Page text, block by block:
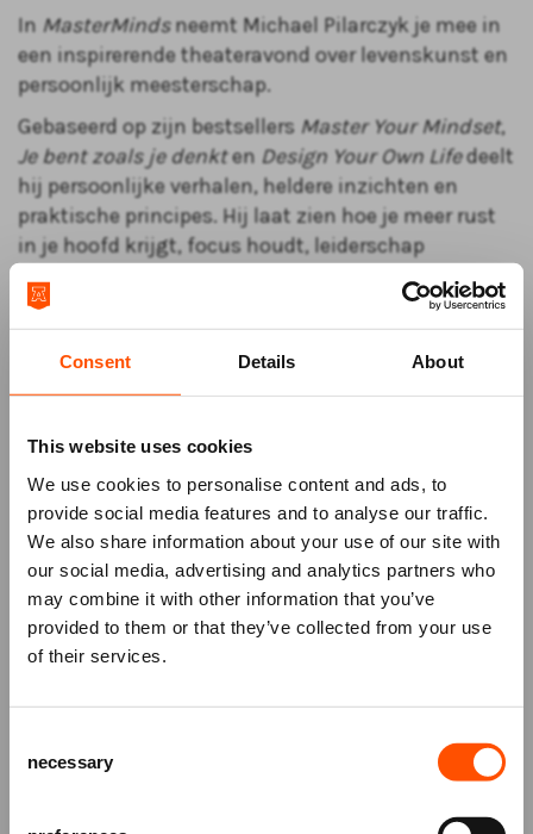
Consent Details About
This website uses cookies
We use cookies to personalise content and ads, to
provide social media features and to analyse our traffic.
We also share information about your use of our site with
our social media, advertising and analytics partners who
may combine it with other information that you’ve
provided to them or that they’ve collected from your use
of their services.
Selection
necessary
In MasterMindsneemt Michael Pilarczyk je mee in
een inspirerende theateravond over levenskunst en
persoonlijk meesterschap.
Gebaseerd op zijn bestsellers Master Your Mindset,
Je bent zoals je denkten Design Your Own Lifedeelt
hij persoonlijke verhalen, heldere inzichten en
praktische principes. Hij laat zien hoe je meer rust
in je hoofd krijgt, focus houdt, leiderschap
ontwikkelt en de moed vindt om je eigen pad te
volgen.
plaats van dat jij zelf de regie over je leven hebt?
denken zetten.
Mis niks
en speciale aanbiedingen!